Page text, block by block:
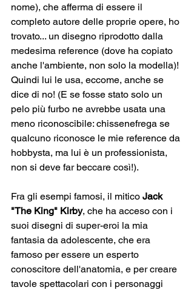
nome), che afferma di essere il
completo autore delle proprie opere, ho
trovato... un disegno riprodotto dalla
medesima reference (dove ha copiato
anche l'ambiente, non solo la modella)!
Quindi lui le usa, eccome, anche se
dice di no! (E se fosse stato solo un
pelo più furbo ne avrebbe usata una
meno riconoscibile: chissenefrega se
qualcuno riconosce le mie reference da
hobbysta, ma lui è un professionista,
non si deve far beccare così!).
Fra gli esempi famosi, il mitico Jack
"The King" Kirby, che ha acceso con i
suoi disegni di super-eroi la mia
fantasia da adolescente, che era
famoso per essere un esperto
conoscitore dell'anatomia, e per creare
tavole spettacolari con i personaggi